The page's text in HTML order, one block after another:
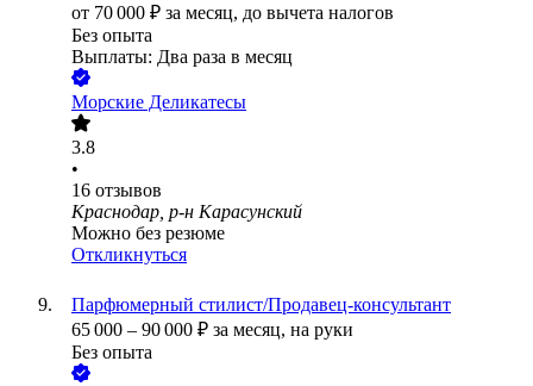
от 70 000 ₽ за месяц, до вычета налогов
Без опыта
Выплаты: Два раза в месяц
Морские Деликатесы
3.8
•
16 отзывов
Краснодар, р-н Карасунский
Можно без резюме
Откликнуться
Парфюмерный стилист/Продавец-консультант
65 000 – 90 000 ₽ за месяц, на руки
Без опыта